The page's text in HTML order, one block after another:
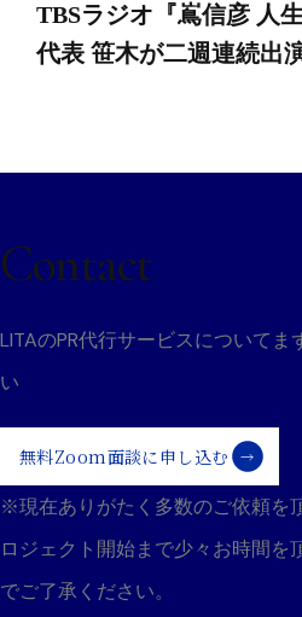
ビ
シ
ョ
ン
TBSラジオ『嶌信彦 人
代表 笹木が二週連続出
Contact
LITAのPR代行サービスについて ま
い
無料Zoom面談に申し込む
※現在ありがたく多数のご依頼を
ロジェクト開始まで少々お時間を
でご了承ください。